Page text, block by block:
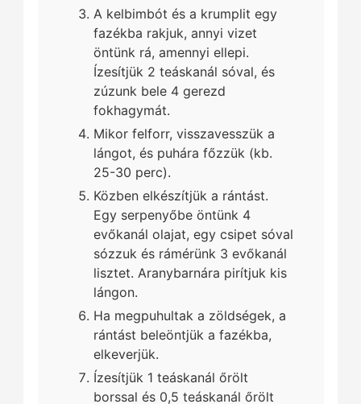
A kelbimbót és a krumplit egy
fazékba rakjuk, annyi vizet
öntünk rá, amennyi ellepi.
Ízesítjük 2 teáskanál sóval, és
zúzunk bele 4 gerezd
fokhagymát.
Mikor felforr, visszavesszük a
lángot, és puhára főzzük (kb.
25-30 perc).
Közben elkészítjük a rántást.
Egy serpenyőbe öntünk 4
evőkanál olajat, egy csipet sóval
sózzuk és rámérünk 3 evőkanál
lisztet. Aranybarnára pirítjuk kis
lángon.
Ha megpuhultak a zöldségek, a
rántást beleöntjük a fazékba,
elkeverjük.
Ízesítjük 1 teáskanál őrölt
borssal és 0,5 teáskanál őrölt